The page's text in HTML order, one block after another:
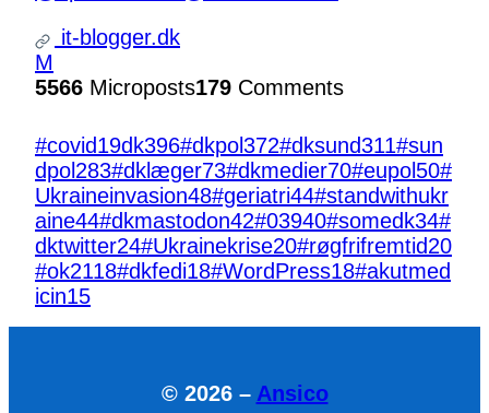
it-blogger.dk
M
5566 Microposts179 Comments
#covid19dk396#dkpol372#dksund311#sun
dpol 283#dklæger73#dkmedier70#eupol 50#
Ukraineinvasion48#geriatri44#standwithukr
aine44#dkmastodon42#03940#somedk34#
dktwitter24#Ukrainekrise20#røgfrifremtid20
#ok2118#dkfedi18#WordPress18#akutmed
icin15
© 2026 – Ansico